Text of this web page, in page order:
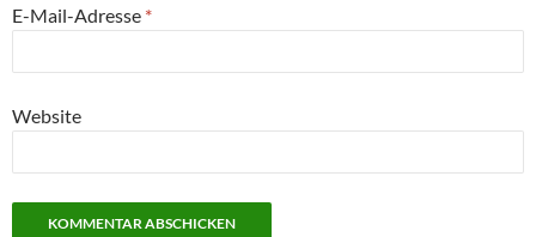
E-Mail-Adresse *
Website